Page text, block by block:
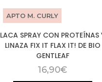
APTO M. CURLY
LACA SPRAY CON PROTEÍNAS
LINAZA FIX IT FLAX IT! DE BIO
GENTLEAF
16,90€